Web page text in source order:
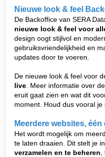
Nieuwe look & feel
De Backoffice van SERA
nieuwe look & feel voor
design oogt stijlvol en
gebruiksvriendelijkheid en
updates door te voeren.
De nieuwe look & feel voor
live . Meer informatie over
eruit gaat zien en wat dit
moment. Houd dus vooral je
Meerdere websites, één
Het wordt mogelijk om
te laten draaien. Dit stelt je
verzamelen en te beheren